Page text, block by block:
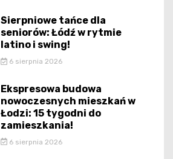
Sierpniowe tańce dla
seniorów: Łódź w rytmie
latino i swing!
6 sierpnia 2026
Ekspresowa budowa
nowoczesnych mieszkań w
Łodzi: 15 tygodni do
zamieszkania!
6 sierpnia 2026